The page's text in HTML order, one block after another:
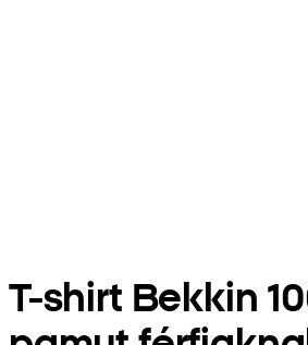
T-shirt Bekkin